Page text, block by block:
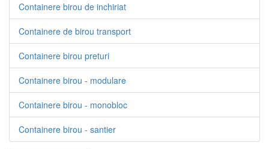
Containere birou de inchiriat
Containere de birou transport
Containere birou preturi
Containere birou - modulare
Containere birou - monobloc
Containere birou - santier